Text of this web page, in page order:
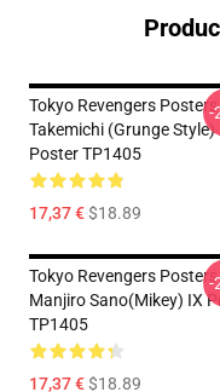
Tokyo Revengers Posters
Takemichi (Grunge Style)
Poster TP1405
17,37 €$18.89
-
Tokyo Revengers Posters
Manjiro Sano(Mikey) IX
TP1405
17,37 €$18.89
-